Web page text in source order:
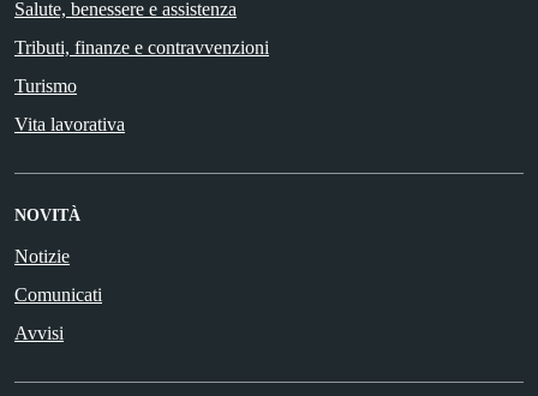
Salute, benessere e assistenza
Tributi, finanze e contravvenzioni
Turismo
Vita lavorativa
NOVITÀ
Notizie
Comunicati
Avvisi